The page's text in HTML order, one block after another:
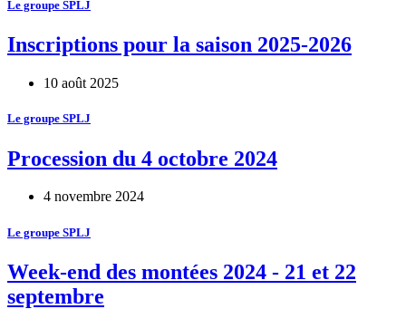
Le groupe SPLJ
Inscriptions pour la saison 2025-2026
10 août 2025
Le groupe SPLJ
Procession du 4 octobre 2024
4 novembre 2024
Le groupe SPLJ
Week-end des montées 2024 - 21 et 22
septembre